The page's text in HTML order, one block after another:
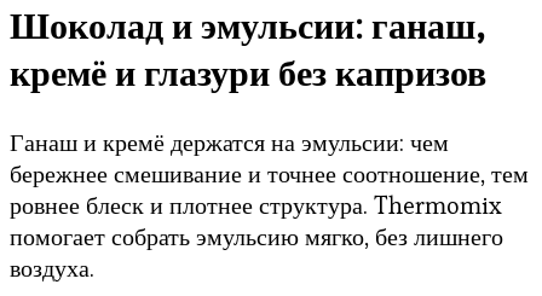
Шоколад и эмульсии: ганаш,
кремё и глазури без капризов
Ганаш и кремё держатся на эмульсии: чем
бережнее смешивание и точнее соотношение, тем
ровнее блеск и плотнее структура. Thermomix
помогает собрать эмульсию мягко, без лишнего
воздуха.